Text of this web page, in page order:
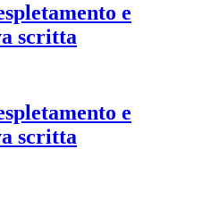
e
scritta
e
scritta